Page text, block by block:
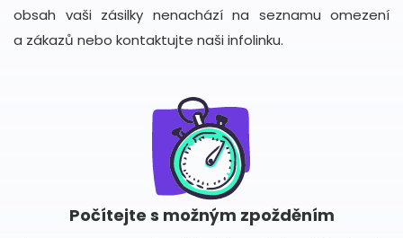
obsah vaši zásilky nenachází na seznamu omezení
a zákazů nebo kontaktujte naši infolinku.
Počítejte s možným zpožděním